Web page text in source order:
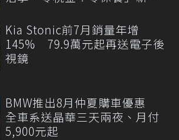
Kia Stonic前7月銷量年增
145% 79.9萬元起再送電子後
視鏡
BMW推出8月仲夏購車優惠
全車系送晶華三天兩夜、月付
5,900元起